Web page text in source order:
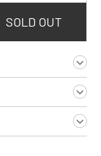
SOLD OUT